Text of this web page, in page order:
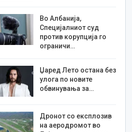
Во Албанија,
Специјалниот суд
против корупција го
ограничи…
Џаред Лето остана без
улога по новите
обвинувања за…
Дронот со експлозив
на аеродромот во